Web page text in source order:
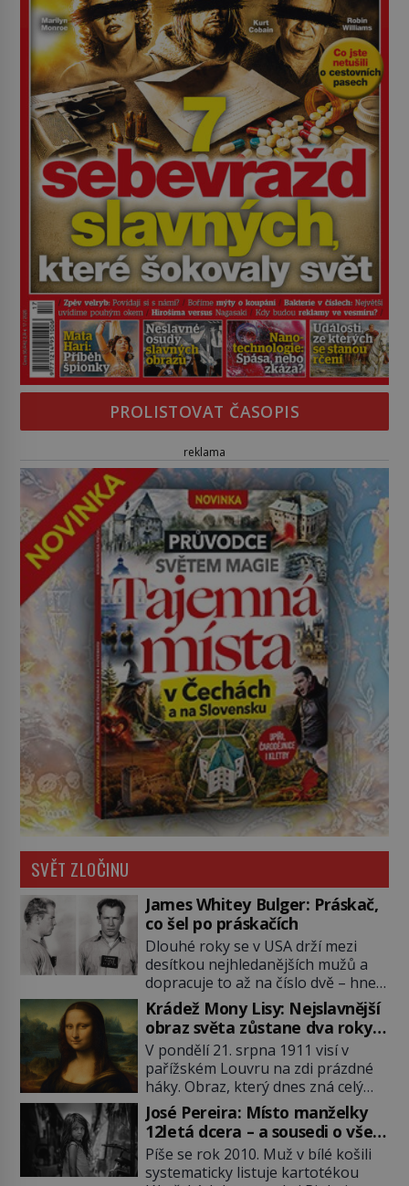
PROLISTOVAT ČASOPIS
reklama
SVĚT ZLOČINU
James Whitey Bulger: Práskač,
co šel po práskačích
Dlouhé roky se v USA drží mezi
desítkou nejhledanějších mužů a
dopracuje to až na číslo dvě – hned
po Usámovi bin Ládinovi (1957–
2011). To je James „Whitey“ Bulger
(1929–2018) viněný ze spoluúčasti
na 19 vraždách, vydírání a lichvy. A
samozřejmě, krom toho je ještě
drogový dealer, který neváhá
odstranit z cesty všechny práskače,
zatímco […]
Krádež Mony Lisy: Nejslavnější
obraz světa zůstane dva roky
nezvěstný
V pondělí 21. srpna 1911 visí v
pařížském Louvru na zdi prázdné
háky. Obraz, který dnes zná celý
svět, je pryč. Zpočátku si nikdo
nemyslí, že jde o krádež.
Zaměstnanci jsou přesvědčeni, že
Mona Lisa je jen v restaurátorské
dílně nebo u fotografa. Když se
José Pereira: Místo manželky
12letá dcera – a sousedi o všem
vědí!
Píše se rok 2010. Muž v bílé košili
systematicky listuje kartotékou